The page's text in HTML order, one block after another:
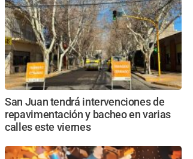
San Juan tendrá intervenciones de
repavimentación y bacheo en varias
calles este viernes